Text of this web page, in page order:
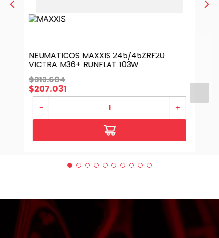
NEUMATICOS MAXXIS 245/45ZRF20
VICTRA M36+ RUNFLAT 103W
$313.684
$207.031
＋
－